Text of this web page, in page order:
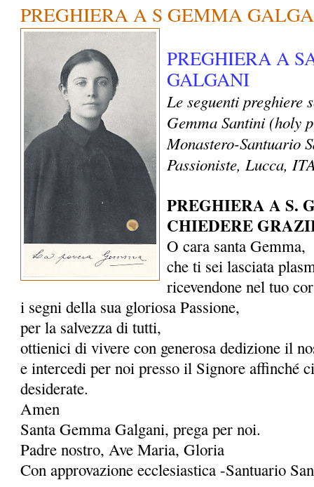
PREGHIERA A S GEMMA
PREGHIERA A
GALGANI
Le seguenti preghiere
Gemma Santini (holy
Monastero-Santuario
Passioniste, Lucca,
PREGHIERA A S.
CHIEDERE
O cara santa Gemma,
che ti sei lasciata
ricevendone nel tuo
i segni della sua gloriosa Passione,
per la salvezza di tutti,
ottienici di vivere con generosa dedizione il
e intercedi per noi presso il Signore affinché
desiderate.
Amen
Santa Gemma Galgani, prega per noi.
Padre nostro, Ave Maria, Gloria
Con approvazione ecclesiastica -Santuario